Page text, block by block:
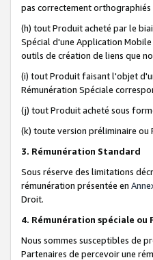
pas correctement orthographiés
(h) tout Produit acheté par le
Spécial d'une Application Mobile
outils de création de liens que
(i) tout Produit faisant l'objet
Rémunération Spéciale
(j) tout Produit acheté sous
(k) toute version préliminaire ou
3. Rémunération Standard
Sous réserve des limitations
rémunération présentée en
Droit.
4. Rémunération spéciale ou
Nous sommes susceptibles de
Partenaires de percevoir une